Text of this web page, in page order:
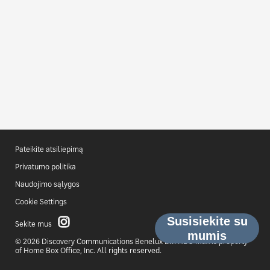
Pateikite atsiliepimą
Privatumo politika
Naudojimo sąlygos
Cookie Settings
Sekite mus
© 2026 Discovery Communications Benelux B.V. HBO Max is property
of Home Box Office, Inc. All rights reserved.